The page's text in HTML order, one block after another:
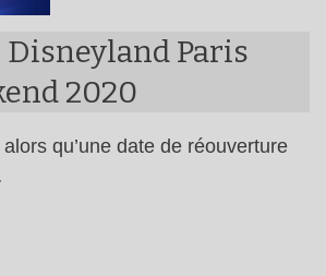
Disneyland Paris
2020
qu’une date de réouverture